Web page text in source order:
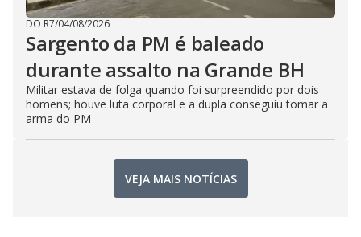
DO R7/04/08/2026
Sargento da PM é baleado
durante assalto na Grande BH
Militar estava de folga quando foi surpreendido por dois
homens; houve luta corporal e a dupla conseguiu tomar a
arma do PM
VEJA MAIS NOTÍCIAS